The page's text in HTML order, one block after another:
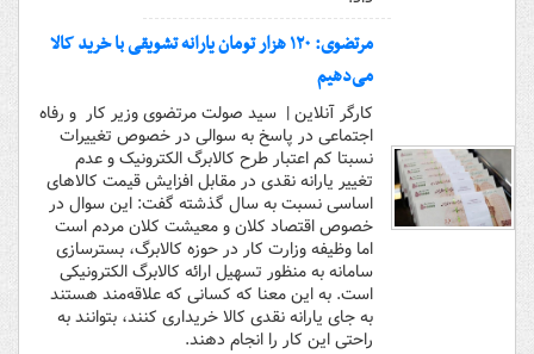
مرتضوی: ۱۲۰ هزار تومان یارانه تشویقی با خرید کالا
می‌دهیم
کارگر آنلاین | سید صولت مرتضوی وزیر کار و رفاه
اجتماعی در پاسخ به سوالی در خصوص تغییرات
نسبتا کم اعتبار طرح کالابرگ الکترونیک و عدم
تغییر یارانه نقدی در مقابل افزایش قیمت کالاهای
اساسی نسبت به سال گذشته گفت: این سوال در
خصوص اقتصاد کلان و معیشت کلان مردم است
اما وظیفه وزارت کار در حوزه کالابرگ، بسترسازی
سامانه به منظور تسهیل ارائه کالابرگ الکترونیکی
است. به این معنا که کسانی که علاقه‌مند هستند
به جای یارانه نقدی کالا خریداری کنند، بتوانند به
راحتی این کار را انجام دهند.